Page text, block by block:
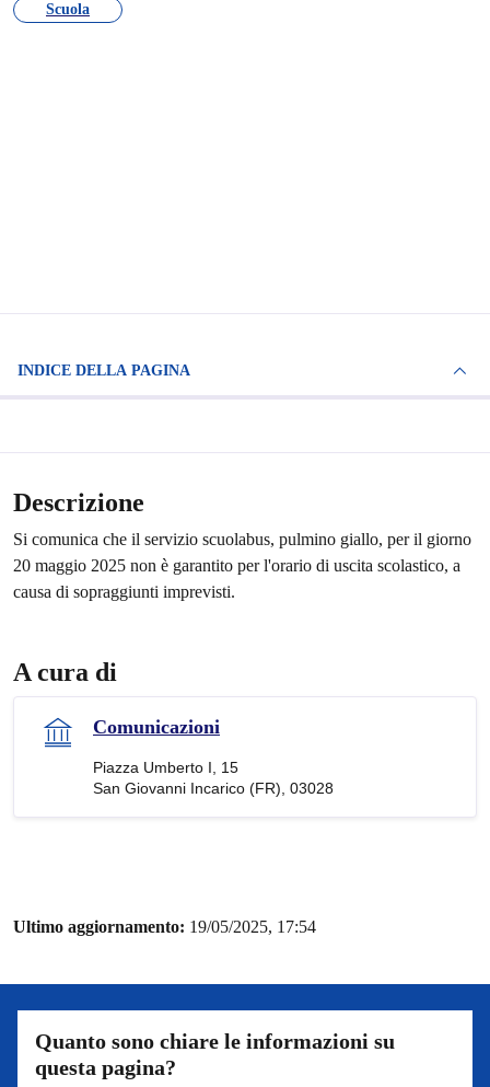
Scuola
INDICE DELLA PAGINA
Descrizione
Si comunica che il servizio scuolabus, pulmino giallo, per il giorno
20 maggio 2025 non è garantito per l'orario di uscita scolastico, a
causa di sopraggiunti imprevisti.
A cura di
Comunicazioni
Piazza Umberto I, 15
San Giovanni Incarico (FR), 03028
Ultimo aggiornamento: 19/05/2025, 17:54
Quanto sono chiare le informazioni su
questa pagina?